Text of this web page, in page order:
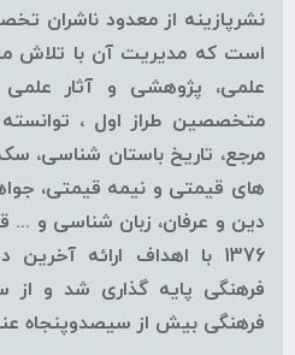
نشرپازینه از معدود
است که مدیریت آن با تلاش
علمی، پژوهشی و آثار
متخصصین طراز اول ،
مرجع، تاریخ باستان شناسی،
های قیمتی و نیمه قیمتی،
دین و عرفان، زبان شناسی و ...
1376 با اهداف ارائه
فرهنگی بیش از سیصدوپنجاه